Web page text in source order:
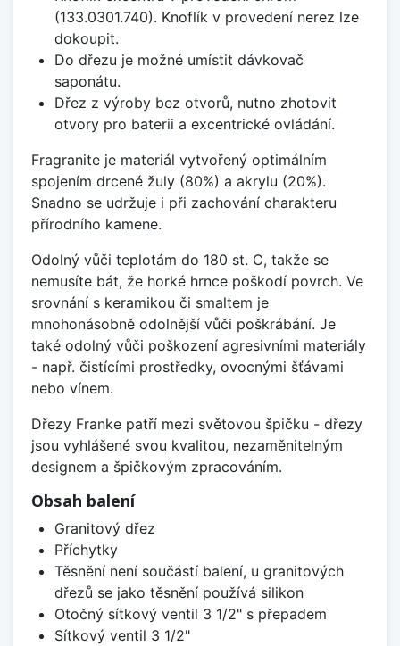
(133.0301.740). Knoflík v provedení nerez lze
dokoupit.
Do dřezu je možné umístit dávkovač
saponátu.
Dřez z výroby bez otvorů, nutno zhotovit
otvory pro baterii a excentrické ovládání.
Fragranite je materiál vytvořený optimálním
spojením drcené žuly (80%) a akrylu (20%).
Snadno se udržuje i při zachování charakteru
přírodního kamene.
Odolný vůči teplotám do 180 st. C, takže se
nemusíte bát, že horké hrnce poškodí povrch. Ve
srovnání s keramikou či smaltem je
mnohonásobně odolnější vůči poškrábání. Je
také odolný vůči poškození agresivními materiály
- např. čistícími prostředky, ovocnými šťávami
nebo vínem.
Dřezy Franke patří mezi světovou špičku - dřezy
jsou vyhlášené svou kvalitou, nezaměnitelným
designem a špičkovým zpracováním.
Obsah balení
Granitový dřez
Příchytky
Těsnění není součástí balení, u granitových
dřezů se jako těsnění používá silikon
Otočný sítkový ventil 3 1/2" s přepadem
Sítkový ventil 3 1/2"